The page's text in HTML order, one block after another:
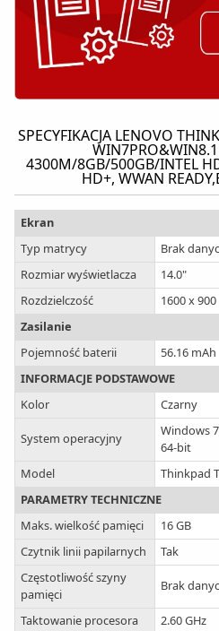
SPECYFIKACJA LENOVO
4300M/8GB/500GB/INTEL
HD+, WWAN
Ekran
Typ matrycy
Brak
Rozmiar wyświetlacza
14.0"
Rozdzielczość
1600 x 900
Zasilanie
Pojemność baterii
56.16 mAh
INFORMACJE PODSTAWOWE
Kolor
Czarny
System operacyjny
Windows
64-bit
Model
Thinkpad
PARAMETRY TECHNICZNE
Maks. wielkość pamięci
16 GB
Czytnik linii papilarnych
Tak
Częstotliwość szyny
pamięci
Brak
Taktowanie procesora
2.60 GHz